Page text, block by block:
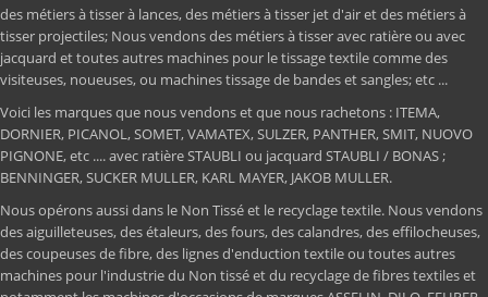
des métiers à tisser à lances, des métiers à tisser jet d'air et des métiers à
tisser projectiles; Nous vendons des métiers à tisser avec ratière ou avec
jacquard et toutes autres machines pour le tissage textile comme des
visiteuses, noueuses, ou machines tissage de bandes et sangles; etc ...
Voici les marques que nous vendons et que nous rachetons : ITEMA,
DORNIER, PICANOL, SOMET, VAMATEX, SULZER, PANTHER, SMIT, NUOVO
PIGNONE, etc .... avec ratière STAUBLI ou jacquard STAUBLI / BONAS ;
BENNINGER, SUCKER MULLER, KARL MAYER, JAKOB MULLER.
Nous opérons aussi dans le Non Tissé et le recyclage textile. Nous vendons
des aiguilleteuses, des étaleurs, des fours, des calandres, des effilocheuses,
des coupeuses de fibre, des lignes d'enduction textile ou toutes autres
machines pour l'industrie du Non tissé et du recyclage de fibres textiles et